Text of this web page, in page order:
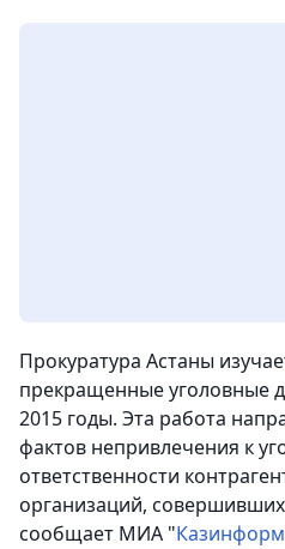
Прокуратура Астаны
прекращенные уголовные
2015 годы. Эта работа
фактов непривлечения к
ответственности
организаций,
сообщает МИА "Казинформ